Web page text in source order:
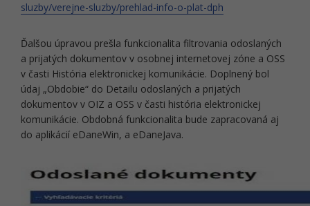
sluzby/verejne-sluzby/prehlad-info-o-plat-dph
Ďalšou úpravou prešla funkcionalita filtrovania odoslaných
a prijatých dokumentov v osobnej internetovej zóne a OSS
v časti História elektronickej komunikácie. Doplnený bol
údaj „Obdobie“ do Detailu odoslaných a prijatých
dokumentov v OIZ a OSS v časti história elektronickej
komunikácie. Obdobná funkcionalita bude zapracovaná aj
do aplikácií eDaneWin, a eDaneJava.